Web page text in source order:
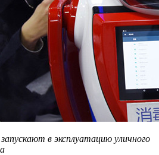
в эксплуатацию уличного